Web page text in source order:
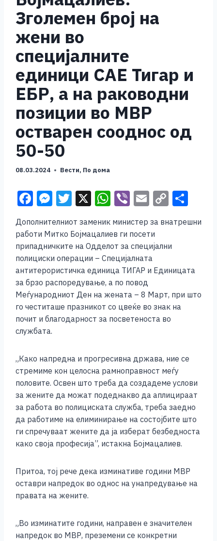
Зголемен број на
жени во
специјалните
единици САЕ Тигар и
ЕБР, а на раководни
позиции во МВР
остварен сооднос од
50-50
08.03.2024 Вести, По дома
F
c
e
b
o
o
k
M
ss
e
n
g
er
T
tt
er
X W
at
s
A
p
p
Vi
er
E
ai
l
C
p
y
n
k
ar
Дополнителниот заменик министер за внатрешни
работи Митко Бојмацалиев ги посети
припадничките на Одделот за специјални
полициски операции – Специјалната
антитерористичка единица ТИГАР и Единицата
за брзо распоредување, а по повод
Меѓународниот Ден на жената – 8 Март, при што
го честиташе празникот со цвеќе во знак на
почит и благодарност за посветеноста во
службата.
„Како напредна и прогресивна држава, ние се
стремиме кон целосна рамноправност меѓу
половите. Освен што треба да создадеме услови
за жените да можат подеднакво да аплицираат
за работа во полициската служба, треба заедно
да работиме на елиминирање на состојбите што
ги спречуваат жените да ја изберат безбедноста
како своја професија”, истакна Бојмацалиев.
Притоа, тој рече дека изминативе години МВР
оставри напредок во однос на унапредување на
правата на жените.
„Во изминатите години, направен е значителен
напредок во МВР, преземени се конкретни